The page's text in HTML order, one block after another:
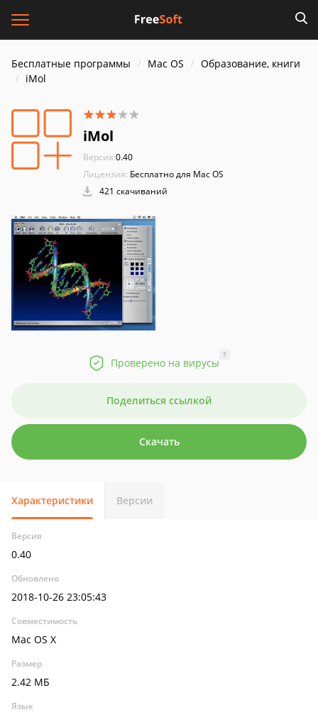
Бесплатные программы Mac OS
Образование, книги
iMol
iMol
Версия:0.40
Лицензия: Бесплатно для Mac OS
421 скачиваний
Проверено на вирусы
?
Поделиться ссылкой
Скачать
Характеристики Версии
Версия
0.40
Обновлено
2018-10-26 23:05:43
Совместимость
Mac OS X
Размер
2.42 МБ
Язык